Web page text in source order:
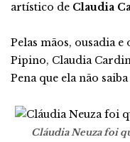
artístico de Claudia
Pelas mãos, ousadia
Pipino, Claudia
Pena que ela não
Cláudia Neuza foi